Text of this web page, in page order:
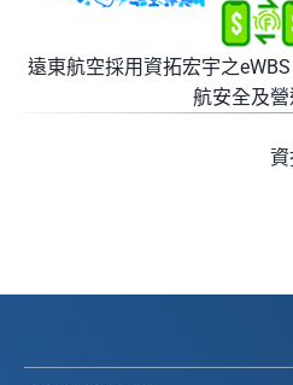
遠東航空採用資拓宏宇之
航安全及營